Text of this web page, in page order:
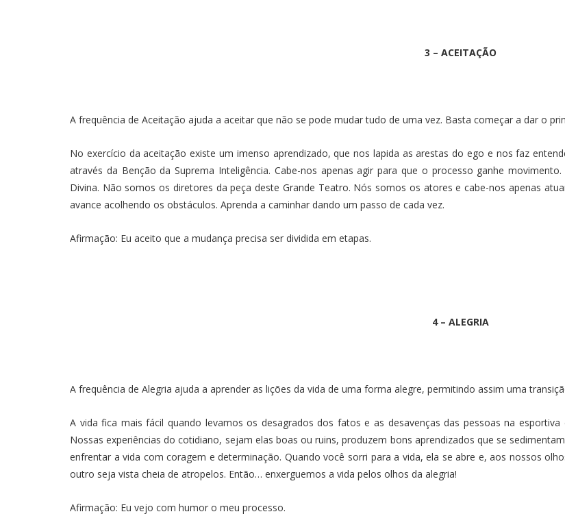
3 – ACEITAÇÃO
A frequência de Aceitação ajuda a aceitar que não se pode mudar tudo de uma vez. Basta começar a dar o
No exercício da aceitação existe um imenso aprendizado, que nos lapida as arestas do ego e nos faz
através da Benção da Suprema Inteligência. Cabe-nos apenas agir para que o processo ganhe
Divina. Não somos os diretores da peça deste Grande Teatro. Nós somos os atores e cabe-nos apenas
avance acolhendo os obstáculos. Aprenda a caminhar dando um passo de cada vez.
Afirmação: Eu aceito que a mudança precisa ser dividida em etapas.
4 – ALEGRIA
A frequência de Alegria ajuda a aprender as lições da vida de uma forma alegre, permitindo assim uma
A vida fica mais fácil quando levamos os desagrados dos fatos e as desavenças das pessoas na
Nossas experiências do cotidiano, sejam elas boas ou ruins, produzem bons aprendizados que se
enfrentar a vida com coragem e determinação. Quando você sorri para a vida, ela se abre e, aos nossos
outro seja vista cheia de atropelos. Então… enxerguemos a vida pelos olhos da alegria!
Afirmação: Eu vejo com humor o meu processo.